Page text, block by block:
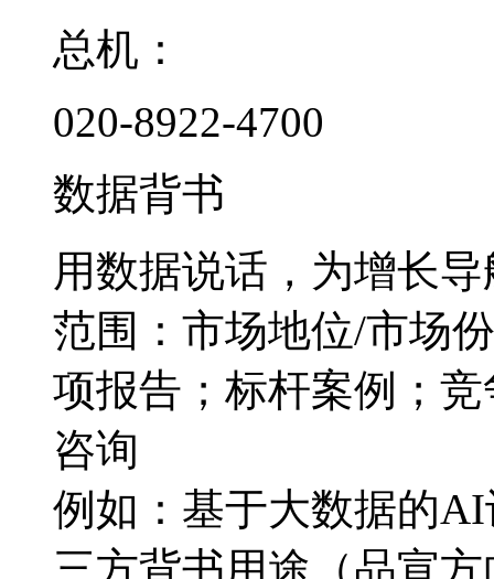
总机：
020-8922-4700
数据背书
用数据说话，为增长导
范围：市场地位/市场
项报告；标杆案例；
咨询
例如：基于大数据的
三方背书用途（品宣